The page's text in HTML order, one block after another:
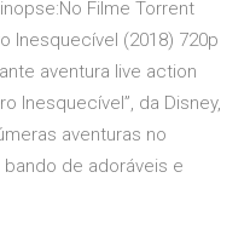
Filme Torrent
Inesquecível (2018) 720p
aventura live action
Inesquecível”, da Disney,
aventuras no
de adoráveis e